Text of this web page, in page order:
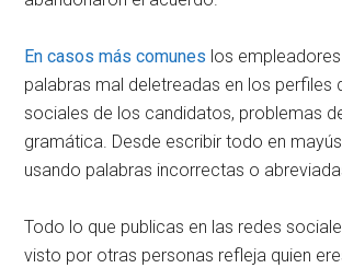
En casos más comunes los
palabras mal deletreadas en los perfiles
sociales de los candidatos, problemas
gramática. Desde escribir todo en
usando palabras incorrectas o
Todo lo que publicas en las redes
visto por otras personas refleja quien